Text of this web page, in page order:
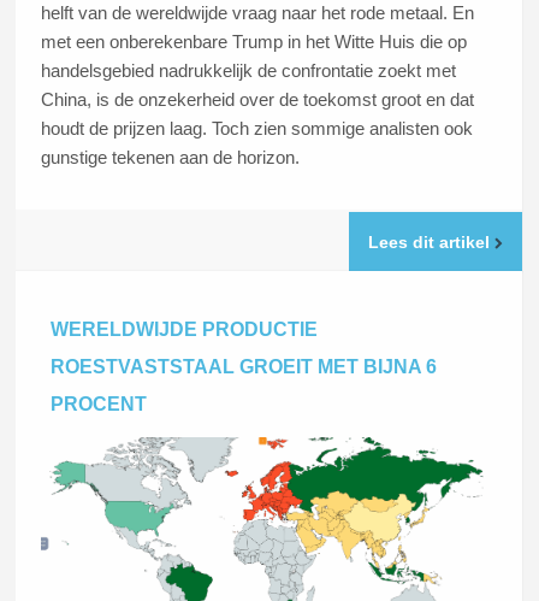
helft van de wereldwijde vraag naar het rode metaal. En
met een onberekenbare Trump in het Witte Huis die op
handelsgebied nadrukkelijk de confrontatie zoekt met
China, is de onzekerheid over de toekomst groot en dat
houdt de prijzen laag. Toch zien sommige analisten ook
gunstige tekenen aan de horizon.
Lees dit artikel
WERELDWIJDE PRODUCTIE
ROESTVASTSTAAL GROEIT MET BIJNA 6
PROCENT